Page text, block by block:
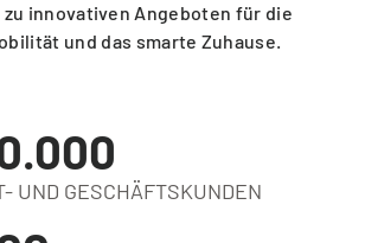
zu innovativen Angeboten für die
und das smarte Zuhause.
UND GESCHÄFTSKUNDEN